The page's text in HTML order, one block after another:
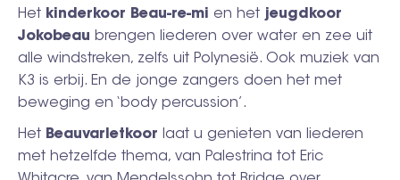
Het kinderkoor Beau-re-mi en het jeugdkoor
Jokobeau brengen liederen over water en zee uit
alle windstreken, zelfs uit Polynesië. Ook muziek van
K3 is erbij. En de jonge zangers doen het met
beweging en ‘body percussion’.
Het Beauvarletkoor laat u genieten van liederen
met hetzelfde thema, van Palestrina tot Eric